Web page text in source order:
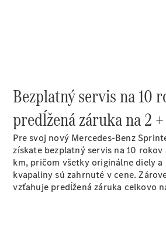
Sprinter
Tourer
Sprinter
Šasi -
Jednokabína
Sprinter
Šasi -
Dvojkabína
Sprinter
Bezplatný servis na 10
predĺžená záruka na 2
Pre svoj nový Mercedes-Benz
získate bezplatný servis na 10
km, pričom všetky originálne diely a
kvapaliny sú zahrnuté v cene.
vzťahuje predĺžená záruka celkovo